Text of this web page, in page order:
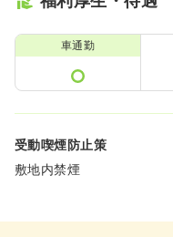
車通勤
受動喫煙防止策
敷地内禁煙